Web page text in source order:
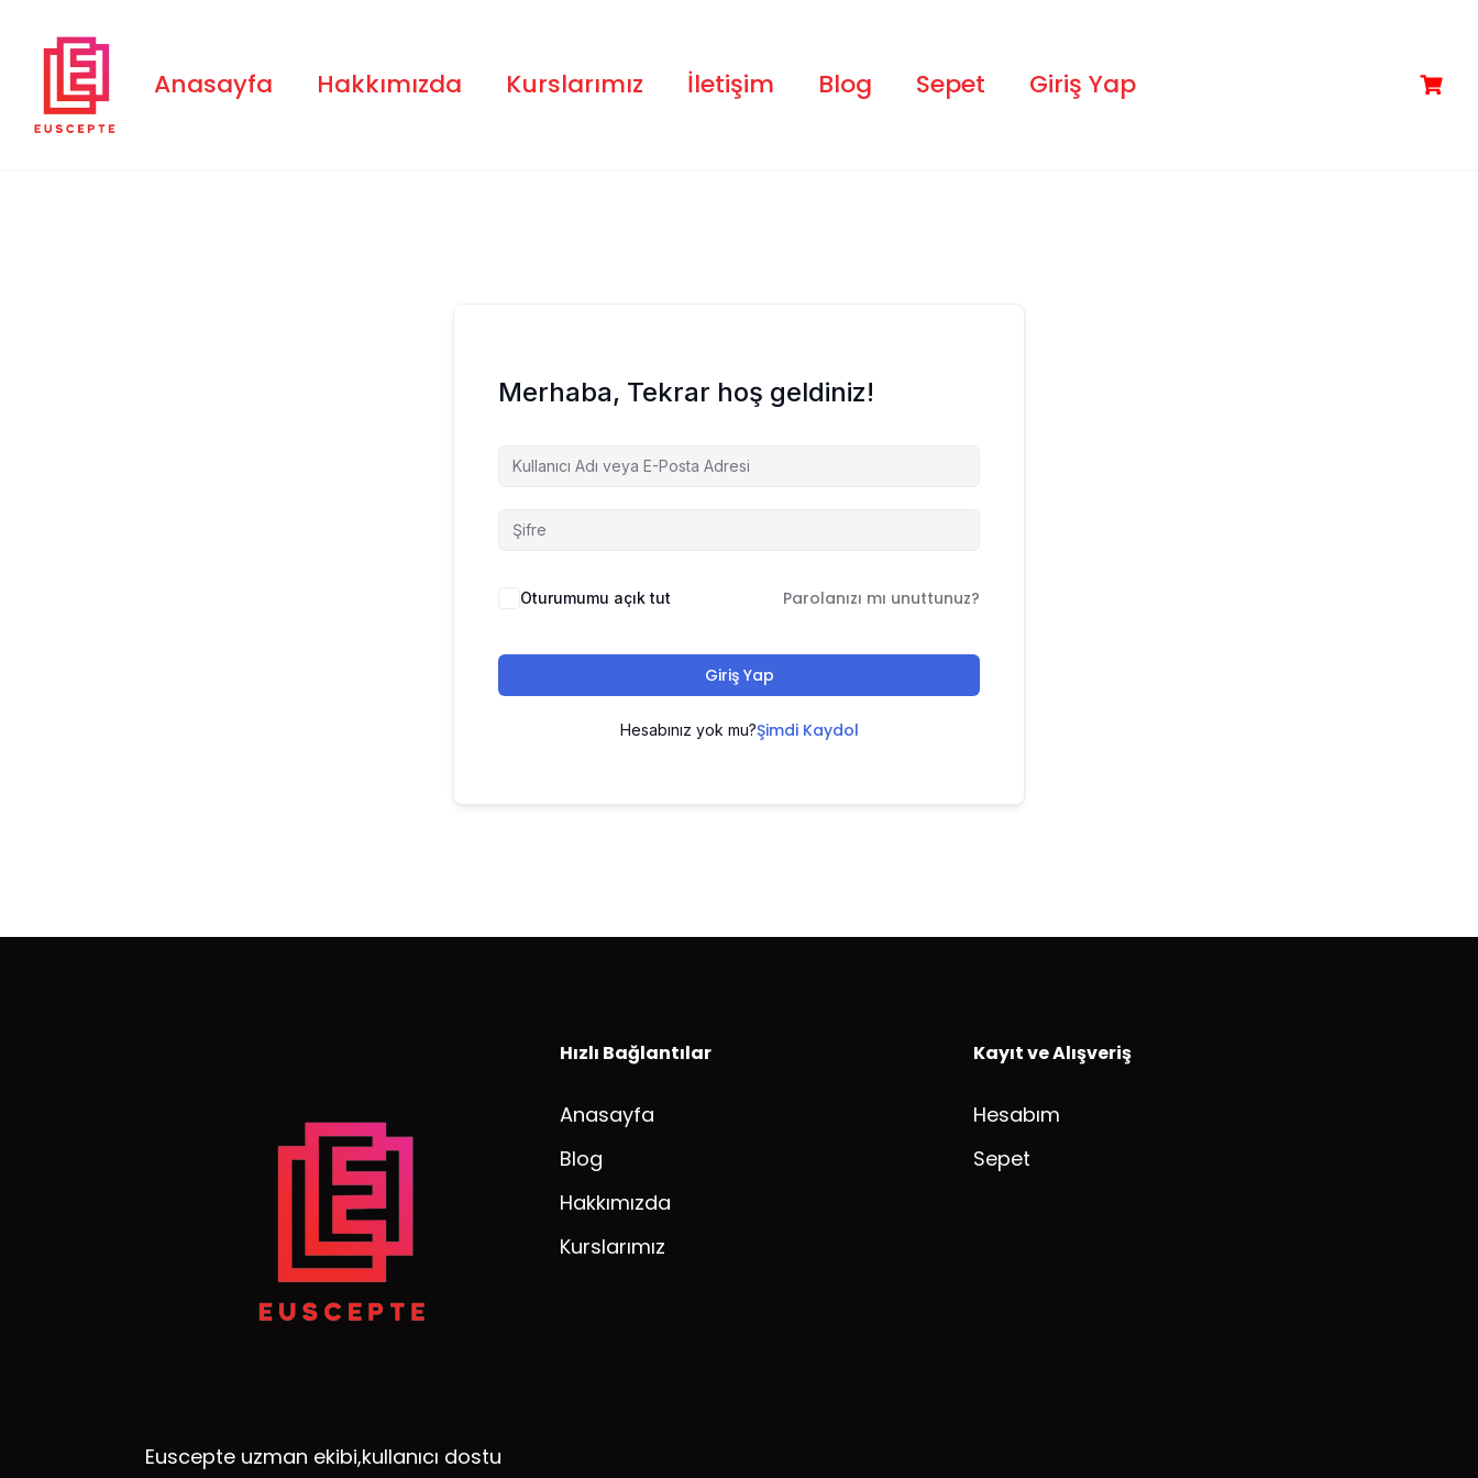
Anasayfa Hakkımızda Kurslarımız İletişim Blog Sepet Giriş Yap
Merhaba, Tekrar hoş geldiniz!
Oturumumu açık tut Parolanızı mı unuttunuz?
Giriş Yap
Hesabınız yok mu?Şimdi Kaydol
Euscepte uzman ekibi,kullanıcı dostu
Hızlı Bağlantılar
Anasayfa
Blog
Hakkımızda
Kurslarımız
Kayıt ve Alışveriş
Hesabım
Sepet